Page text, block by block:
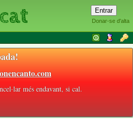
Donar-se d'alta
més endavant, si cal.